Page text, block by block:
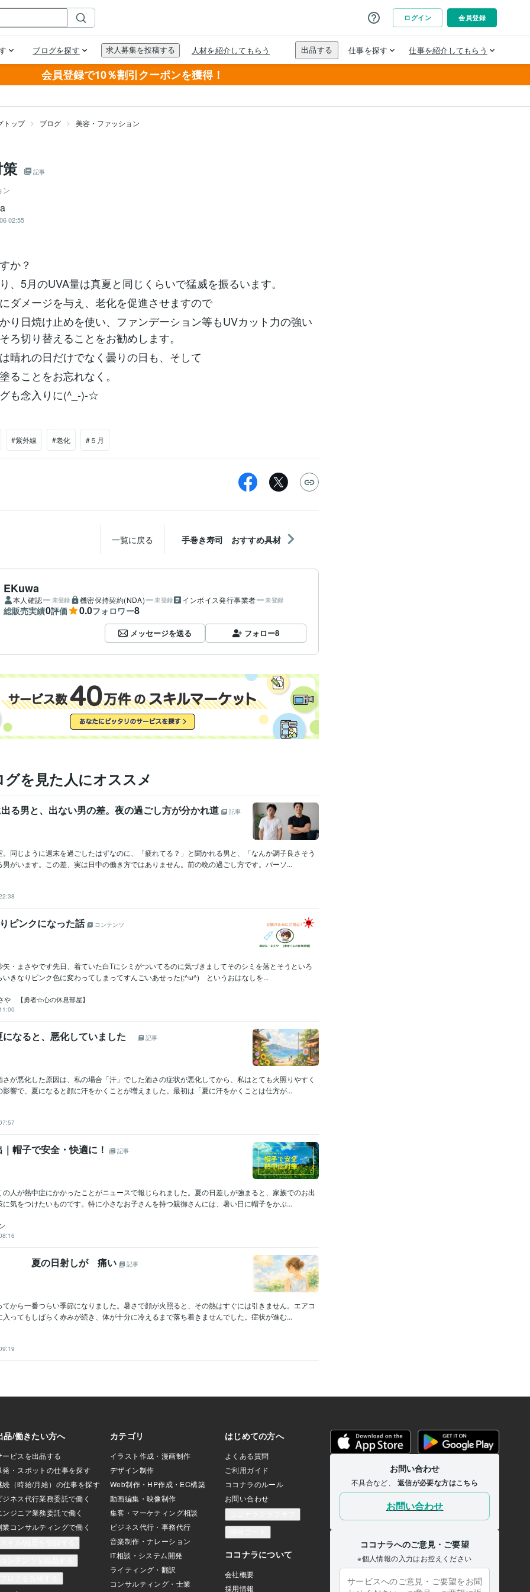
会員登録で10％割引クーポンを獲得！
トップ ブログ 美容・ファッション
記事
ン
02:55
か？
、5月のUVA量は真夏と同じくらいで猛威を振るいます。
ダメージを与え、老化を促進させますので
り日焼け止めを使い、ファンデーション等もUVカット力の強い
ろ切り替えることをお勧めします。
晴れの日だけでなく曇りの日も、そして
ることをお忘れなく。
も念入りに(^_-)-☆
#紫外線 #老化 #５月
一覧に戻る 手巻き寿司 おすすめ具材
EKuwa
本人確認 未登録 機密保持契約(NDA) 未登録 インボイス発行事業者 未登録
総販売実績0評価 0.0フォロワー8
メッセージを送る フォロー8
を見た人にオススメ
る男と、出ない男の差。夜の過ごし方が分かれ道 記事
同じように週末を過ごしたはずなのに、「疲れてる？」と聞かれる男と、「なんか調子良さそう
がいます。この差、実は日中の働き方ではありません。前の晩の過ごし方です。パーソ...
ピンクになった話 コンテンツ
・まさやです先日、着ていた白Tにシミがついてるのに気づきましてそのシミを落とそうといろ
いきなりピンク色に変わってしまってすんごいあせった(;^ω^) というおはなしを...
や 【勇者☆心の休息部屋】
、悪化していました 記事
悪化した原因は、私の場合「汗」でした酒さの症状が悪化してから、私はとても火照りやすく
響で、夏になると顔に汗をかくことが増えました。最初は「夏に汗をかくことは仕方が...
帽子で安全・快適に！ 記事
人が熱中症にかかったことがニュースで報じられました。夏の日差しが強まると、家族でのお出
気をつけたいものです。特に小さなお子さんを持つ親御さんには、暑い日に帽子をかぶ...
射しが 痛い 記事
から一番つらい季節になりました。暑さで顔が火照ると、その熱はすぐには引きません。エアコ
ってもしばらく赤みが続き、体が十分に冷えるまで落ち着きませんでした。症状が進む...